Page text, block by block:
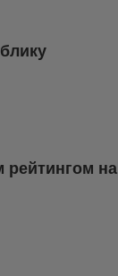
рейтингом на